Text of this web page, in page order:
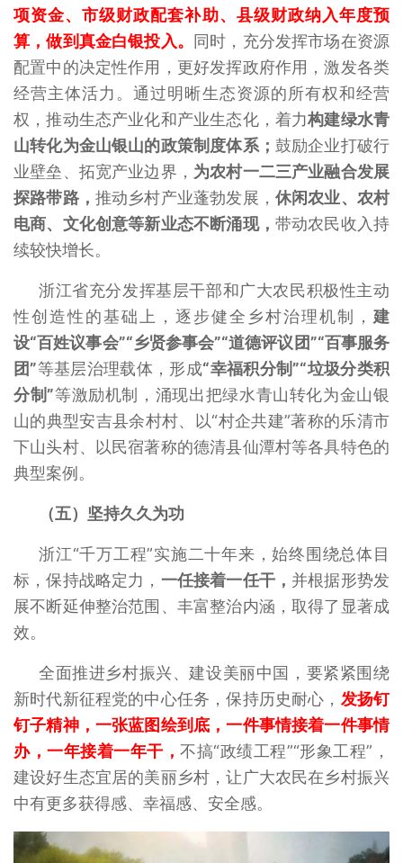
项资金、市级财政配套补助、县级财政纳入年度预
算，做到真金白银投入。
同时，充分发挥市场在资源
配置中的决定性作用，更好发挥政府作用，激发各类
经营主体活力。通过明晰生态资源的所有权和经营
权，推动生态产业化和产业生态化，着力构建绿水青
山转化为金山银山的政策制度体系； 鼓励企业打破行
业壁垒、拓宽产业边界， 为农村一二三产业融合发展
探路带路， 推动乡村产业蓬勃发展， 休闲农业、农村
电商、文化创意等新业态不断涌现， 带动农民收入持
续较快增长。
浙江省充分发挥基层干部和广大农民积极性主动
性创造性的基础上，逐步健全乡村治理机制， 建
设“百姓议事会”“乡贤参事会”“道德评议团”“百事服务
团”等基层治理载体，形成“幸福积分制”“垃圾分类积
分制”等激励机制，涌现出把绿水青山转化为金山银
山的典型安吉县余村村、以“村企共建”著称的乐清市
下山头村、以民宿著称的德清县仙潭村等各具特色的
典型案例。
（五）坚持久久为功
浙江“千万工程”实施二十年来，始终围绕总体目
标，保持战略定力， 一任接着一任干， 并根据形势发
展不断延伸整治范围、丰富整治内涵，取得了显著成
效。
全面推进乡村振兴、建设美丽中国，要紧紧围绕
新时代新征程党的中心任务，保持历史耐心， 发扬钉
钉子精神，一张蓝图绘到底，一件事情接着一件事情
办，一年接着一年干，不搞“政绩工程”“形象工程”，
建设好生态宜居的美丽乡村，让广大农民在乡村振兴
中有更多获得感、幸福感、安全感。